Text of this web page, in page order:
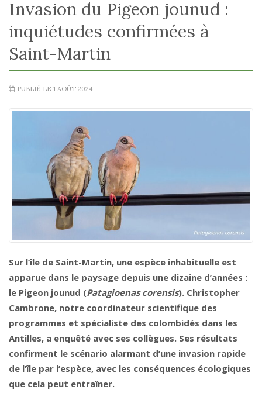
Invasion du Pigeon jounud :
inquiétudes confirmées à
Saint-Martin
PUBLIÉ LE 1 AOÛT 2024
Sur l’île de Saint-Martin, une espèce inhabituelle est
apparue dans le paysage depuis une dizaine d’années :
le Pigeon jounud (Patagioenas corensis). Christopher
Cambrone, notre coordinateur scientifique des
programmes et spécialiste des colombidés dans les
Antilles, a enquêté avec ses collègues. Ses résultats
confirment le scénario alarmant d’une invasion rapide
de l’île par l’espèce, avec les conséquences écologiques
que cela peut entraîner.